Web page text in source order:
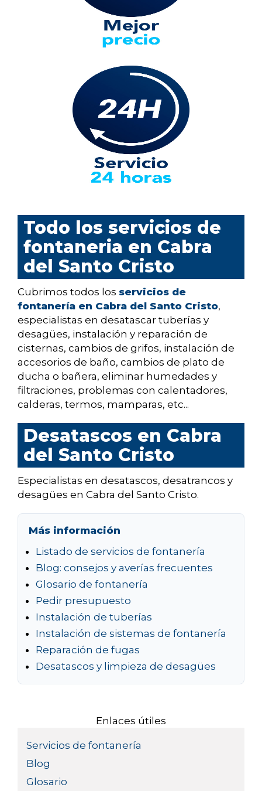
Todo los servicios de
fontaneria en Cabra
del Santo Cristo
Cubrimos todos los servicios de
fontanería en Cabra del Santo Cristo,
especialistas en desatascar tuberías y
desagües, instalación y reparación de
cisternas, cambios de grifos, instalación de
accesorios de baño, cambios de plato de
ducha o bañera, eliminar humedades y
filtraciones, problemas con calentadores,
calderas, termos, mamparas, etc...
Desatascos en Cabra
del Santo Cristo
Especialistas en desatascos, desatrancos y
desagües en Cabra del Santo Cristo.
Más información
Listado de servicios de fontanería
Blog: consejos y averías frecuentes
Glosario de fontanería
Pedir presupuesto
Instalación de tuberías
Instalación de sistemas de fontanería
Reparación de fugas
Desatascos y limpieza de desagües
Enlaces útiles
Servicios de fontanería
Blog
Glosario